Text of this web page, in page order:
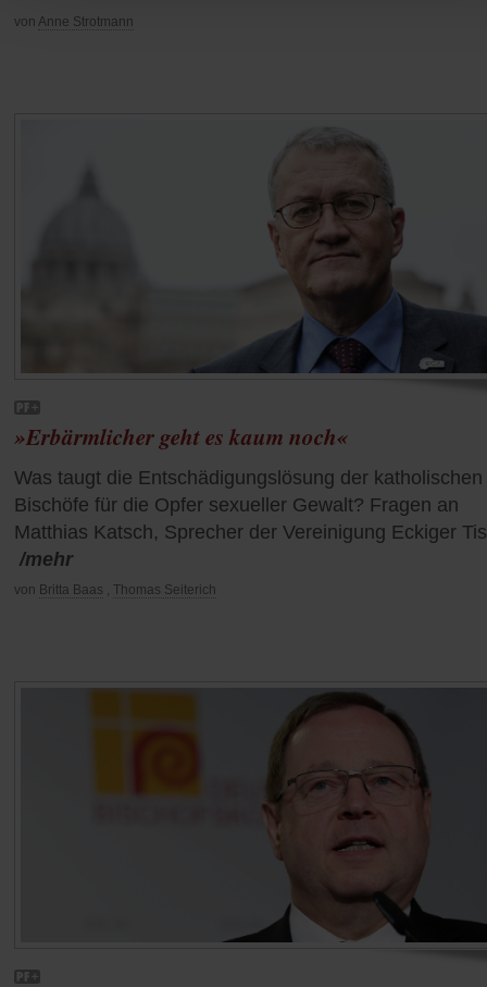
von Anne Strotmann
»Erbärmlicher geht es kaum noch«
Was taugt die Entschädigungslösung der katholischen
Bischöfe für die Opfer sexueller Gewalt? Fragen an
Matthias Katsch, Sprecher der Vereinigung Eckiger
/mehr
von Britta Baas , Thomas Seiterich